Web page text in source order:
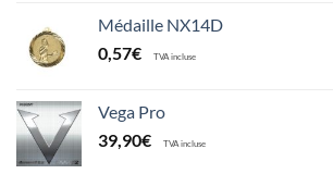
Médaille NX14D
0,57€ TVA incluse
Vega Pro
39,90€ TVA incluse